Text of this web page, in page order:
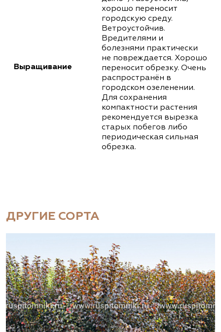
Выращивание
хорошо переносит
городскую среду.
Ветроустойчив.
Вредителями и
болезнями практически
не повреждается. Хорошо
переносит обрезку. Очень
распространён в
городском озеленении.
Для сохранения
компактности растения
рекомендуется вырезка
старых побегов либо
периодическая сильная
обрезка.
ДРУГИЕ СОРТА